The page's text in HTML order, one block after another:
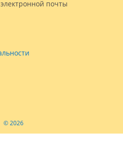
почты
© 2026